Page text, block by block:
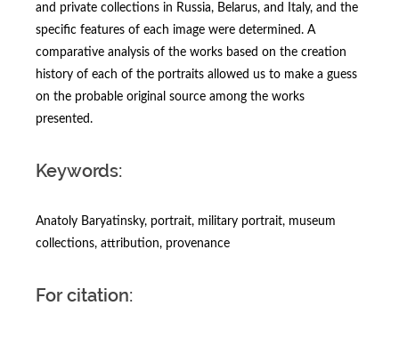
and private collections in Russia, Belarus, and Italy, and the
specific features of each image were determined. A
comparative analysis of the works based on the creation
history of each of the portraits allowed us to make a guess
on the probable original source among the works
presented.
Keywords:
Anatoly Baryatinsky, portrait, military portrait, museum
collections, attribution, provenance
For citation: